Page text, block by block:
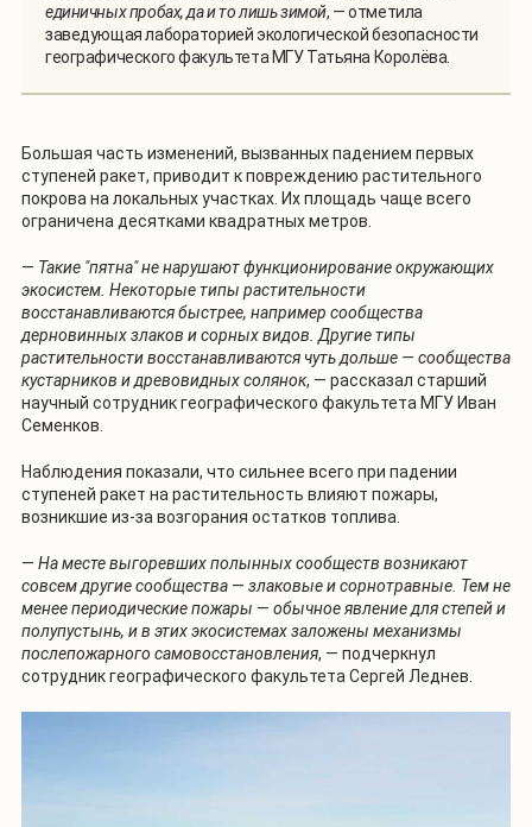
единичных пробах, да и то лишь зимой, — отметила
заведующая лабораторией экологической безопасности
географического факультета МГУ Татьяна Королёва.
Большая часть изменений, вызванных падением первых
ступеней ракет, приводит к повреждению растительного
покрова на локальных участках. Их площадь чаще всего
ограничена десятками квадратных метров.
— Такие "пятна" не нарушают функционирование окружающих
экосистем. Некоторые типы растительности
восстанавливаются быстрее, например сообщества
дерновинных злаков и сорных видов. Другие типы
растительности восстанавливаются чуть дольше — сообщества
кустарников и древовидных солянок, — рассказал старший
научный сотрудник географического факультета МГУ Иван
Семенков.
Наблюдения показали, что сильнее всего при падении
ступеней ракет на растительность влияют пожары,
возникшие из-за возгорания остатков топлива.
— На месте выгоревших полынных сообществ возникают
совсем другие сообщества — злаковые и сорнотравные. Тем не
менее периодические пожары — обычное явление для степей и
полупустынь, и в этих экосистемах заложены механизмы
послепожарного самовосстановления, — подчеркнул
сотрудник географического факультета Сергей Леднев.